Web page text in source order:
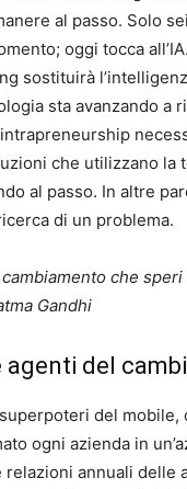
al passo. Solo
oggi tocca
sostituirà
sta avanzando a
che utilizzano la
al passo. In altre
di un problema.
che
Gandhi
agenti del
del mobile,
ogni azienda in
relazioni annuali delle